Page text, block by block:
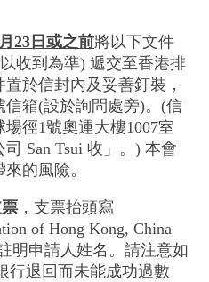
23日 或之前將以下文件
收到為準) 遞交至香港排
於信封內及妥善釘裝，
信箱(設於詢問處旁)。(信
徑1號奧運大樓1007室
San Tsui 收」。) 本會
的風險。
，支票抬頭寫
of Hong Kong, China
明申請人姓名。請注意如
行退回而未能成功過數